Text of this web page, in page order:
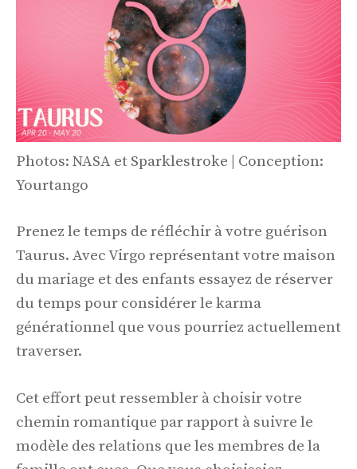
Photos: NASA et Sparklestroke | Conception:
Yourtango
Prenez le temps de réfléchir à votre guérison
Taurus. Avec Virgo représentant votre maison
du mariage et des enfants essayez de réserver
du temps pour considérer le karma
générationnel que vous pourriez actuellement
traverser.
Cet effort peut ressembler à choisir votre
chemin romantique par rapport à suivre le
modèle des relations que les membres de la